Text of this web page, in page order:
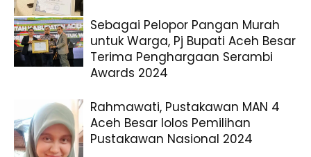
Sebagai Pelopor Pangan Murah
untuk Warga, Pj Bupati Aceh Besar
Terima Penghargaan Serambi
Awards 2024
Rahmawati, Pustakawan MAN 4
Aceh Besar lolos Pemilihan
Pustakawan Nasional 2024